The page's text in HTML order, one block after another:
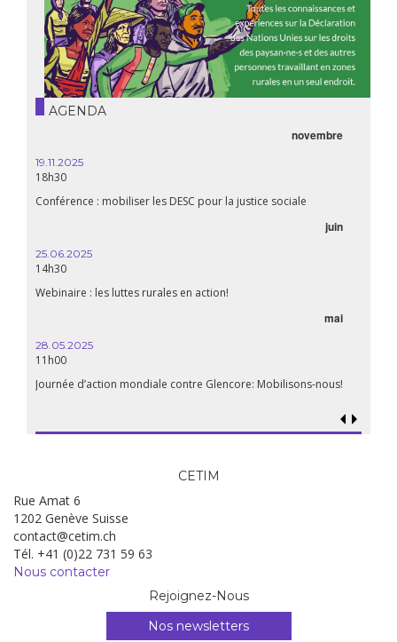
AGENDA
nous!
20h00
Première du biopic « Fanon »
WEBINAIRE: Luttes rurales en action. Pour des systèmes
alimentaires justes et durables!
18h30
Les multinationales au coeur d’un nouvel âge de l’impérialisme.
Quels enjeux pour leur régulation ?
CETIM
Rue Amat 6
1202 Genève Suisse
contact@cetim.ch
Tél. +41 (0)22 731 59 63
Nous contacter
Rejoignez-Nous
Nos newsletters